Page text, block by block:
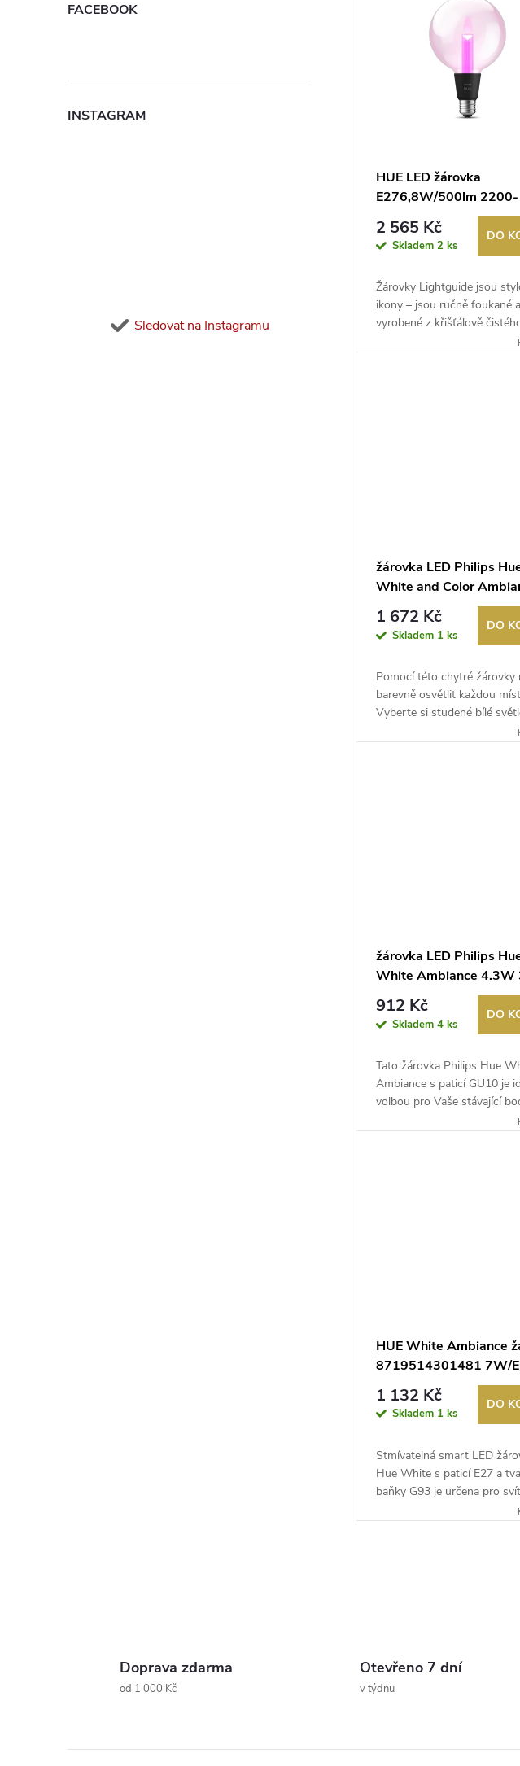
FACEBOOK
INSTAGRAM
Sledovat na Instagramu
u
HUE LED žárovka
E276,8W/500lm 2200-
6500K+RGB PHILIPS
2 565 Kč
Skladem 2 ks
DO
Žárovky Lightguide jsou
ikony – jsou ručně foukané a
vyrobené z křišťálově
žárovka LED Philips
White and Color
4W 470 E14 1x bulb
1 672 Kč
Skladem 1 ks
DO
Pomocí této chytré žárovky
barevně osvětlit každou
Vyberte si studené bílé
žárovka LED Philips
White Ambiance 4.3W
GU10 1x bulb ZB+BT
912 Kč
Skladem 4 ks
DO
Tato žárovka Philips Hue
Ambiance s paticí GU10 je
volbou pro Vaše stávající
HUE White Ambiance
8719514301481 7W/
550lm 2200-4500K
G93 PHILIPS
1 132 Kč
Skladem 1 ks
DO
Stmívatelná smart LED
Hue White s paticí E27 a
baňky G93 je určena pro
á
a
Doprava zdarma
od 1 000 Kč
Otevřeno 7 dní
v týdnu